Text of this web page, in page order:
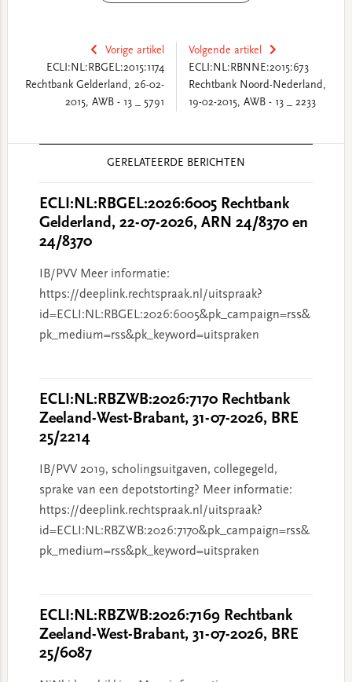
Vorige artikel
ECLI:NL:RBGEL:2015:1174
Rechtbank Gelderland, 26-02-
2015, AWB - 13 _ 5791
Volgende artikel
ECLI:NL:RBNNE:2015:673
Rechtbank Noord-Nederland,
19-02-2015, AWB - 13 _ 2233
GERELATEERDE BERICHTEN
ECLI:NL:RBGEL:2026:6005 Rechtbank
Gelderland, 22-07-2026, ARN 24/8370 en
24/8370
IB/PVV Meer informatie:
https://deeplink.rechtspraak.nl/uitspraak?
id=ECLI:NL:RBGEL:2026:6005&pk_campaign=rss&
pk_medium=rss&pk_keyword=uitspraken
ECLI:NL:RBZWB:2026:7170 Rechtbank
Zeeland-West-Brabant, 31-07-2026, BRE
25/2214
IB/PVV 2019, scholingsuitgaven, collegegeld,
sprake van een depotstorting? Meer informatie:
https://deeplink.rechtspraak.nl/uitspraak?
id=ECLI:NL:RBZWB:2026:7170&pk_campaign=rss&
pk_medium=rss&pk_keyword=uitspraken
ECLI:NL:RBZWB:2026:7169 Rechtbank
Zeeland-West-Brabant, 31-07-2026, BRE
25/6087